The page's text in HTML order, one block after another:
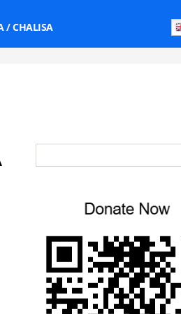
/ CHALISA